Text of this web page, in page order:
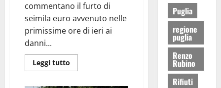
commentano il furto di
seimila euro avvenuto nelle
primissime ore di ieri ai
danni...
Leggi tutto
Puglia
regione
puglia
Renzo
Rubino
Rifiuti